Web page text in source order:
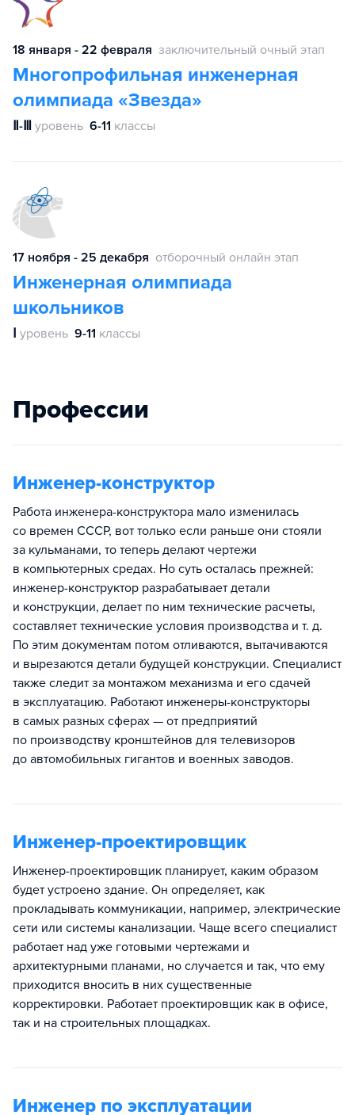
18 января - 22 февраля заключительный очный этап
Многопрофильная инженерная
олимпиада «Звезда»
Ⅱ-Ⅲ уровень 6-11 классы
17 ноября - 25 декабря отборочный онлайн этап
Инженерная олимпиада
школьников
Ⅰ уровень 9-11 классы
Профессии
Инженер-конструктор
Работа инженера-конструктора мало изменилась
со времен СССР, вот только если раньше они стояли
за кульманами, то теперь делают чертежи
в компьютерных средах. Но суть осталась прежней:
инженер-конструктор разрабатывает детали
и конструкции, делает по ним технические расчеты,
составляет технические условия производства и т. д.
По этим документам потом отливаются, вытачиваются
и вырезаются детали будущей конструкции. Специалист
также следит за монтажом механизма и его сдачей
в эксплуатацию. Работают инженеры-конструкторы
в самых разных сферах — от предприятий
по производству кронштейнов для телевизоров
до автомобильных гигантов и военных заводов.
Инженер-проектировщик
Инженер-проектировщик планирует, каким образом
будет устроено здание. Он определяет, как
прокладывать коммуникации, например, электрические
сети или системы канализации. Чаще всего специалист
работает над уже готовыми чертежами и
архитектурными планами, но случается и так, что ему
приходится вносить в них существенные
корректировки. Работает проектировщик как в офисе,
так и на строительных площадках.
Инженер по эксплуатации